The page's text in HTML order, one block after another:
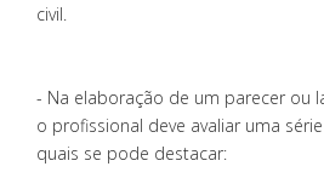
civil.
- Na elaboração de um parecer ou
o profissional deve avaliar uma
quais se pode destacar: